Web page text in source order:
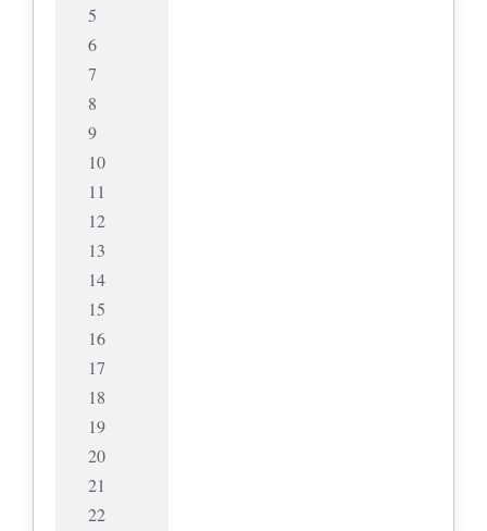
5
6
7
8
9
10
11
12
13
14
15
16
17
18
19
20
21
22